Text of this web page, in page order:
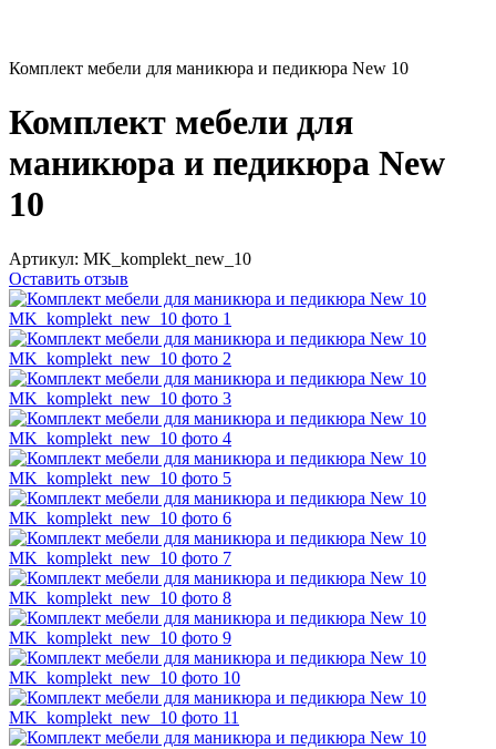
Комплект мебели для маникюра и педикюра New 10
Комплект мебели для
маникюра и педикюра New
10
Артикул: MK_komplekt_new_10
Оставить отзыв